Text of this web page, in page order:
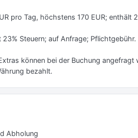
pro Tag, höchstens 170 EUR; enthält
Steuern; auf Anfrage; Pflichtgebühr.
können bei der Buchung
bezahlt.
Abholung